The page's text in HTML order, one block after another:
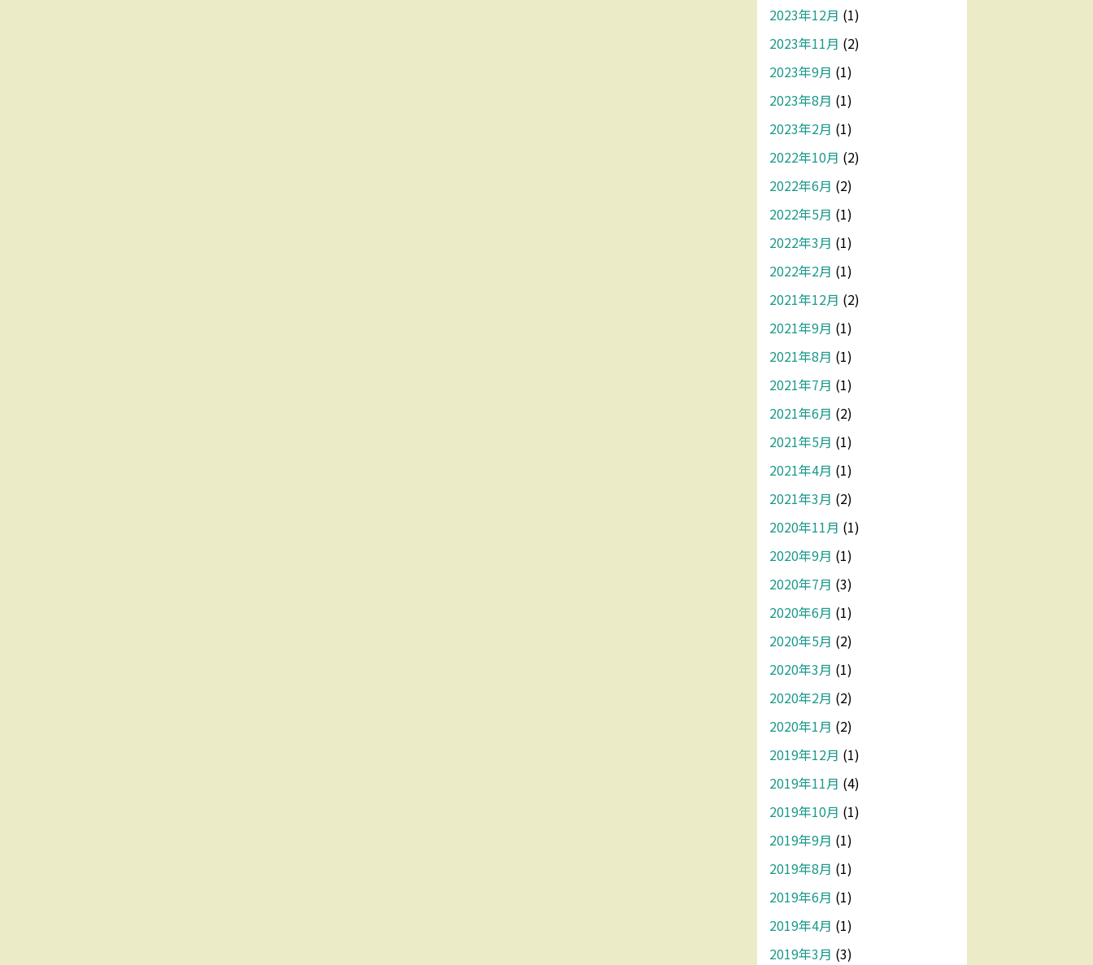
2023年12月 (1)
2023年11月 (2)
2023年9月 (1)
2023年8月 (1)
2023年2月 (1)
2022年10月 (2)
2022年6月 (2)
2022年5月 (1)
2022年3月 (1)
2022年2月 (1)
2021年12月 (2)
2021年9月 (1)
2021年8月 (1)
2021年7月 (1)
2021年6月 (2)
2021年5月 (1)
2021年4月 (1)
2021年3月 (2)
2020年11月 (1)
2020年9月 (1)
2020年7月 (3)
2020年6月 (1)
2020年5月 (2)
2020年3月 (1)
2020年2月 (2)
2020年1月 (2)
2019年12月 (1)
2019年11月 (4)
2019年10月 (1)
2019年9月 (1)
2019年8月 (1)
2019年6月 (1)
2019年4月 (1)
2019年3月 (3)